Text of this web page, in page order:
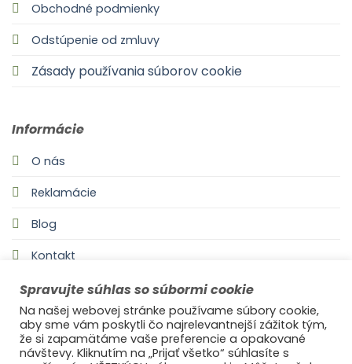
Obchodné podmienky
Odstúpenie od zmluvy
Zásady používania súborov cookie
Informácie
O nás
Reklamácie
Blog
Kontakt
Spravujte súhlas so súbormi cookie
Na našej webovej stránke používame súbory cookie,
aby sme vám poskytli čo najrelevantnejší zážitok tým,
že si zapamätáme vaše preferencie a opakované
návštevy. Kliknutím na „Prijať všetko“ súhlasíte s